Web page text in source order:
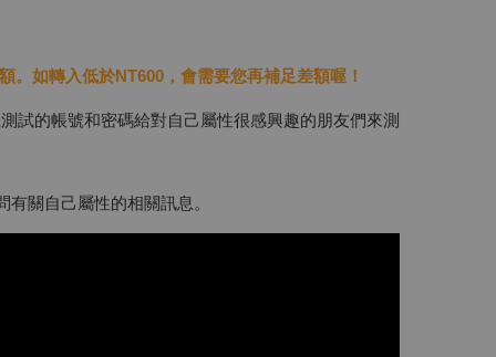
如轉入低於NT600，會需要您再補足差額喔！
試的帳號和密碼給對自己屬性很感興趣的朋友們來測
關自己屬性的相關訊息。